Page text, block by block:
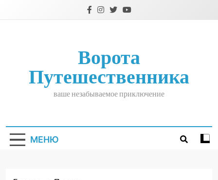
Ворота
Путешественника
ваше незабываемое приключение
МЕНЮ